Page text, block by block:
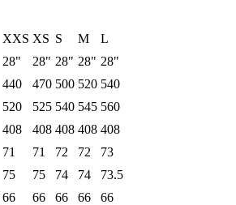
XXS XS S M
L
28" 28" 28" 28" 28"
440 470 500 520 540
520 525 540 545 560
408 408 408 408 408
71 71 72 72
73
75 75 74 74
73.5
66 66 66 66
66